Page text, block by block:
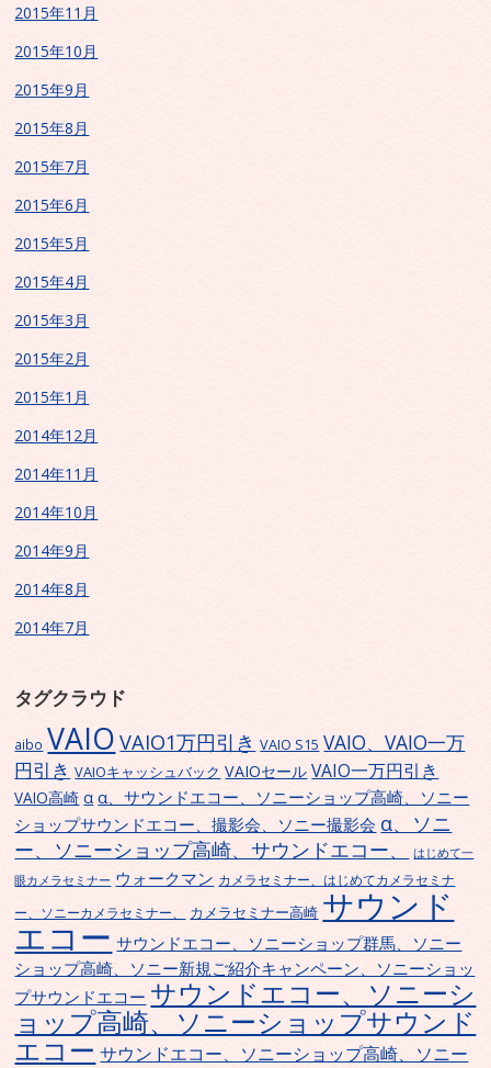
2015年11月
2015年10月
2015年9月
2015年8月
2015年7月
2015年6月
2015年5月
2015年4月
2015年3月
2015年2月
2015年1月
2014年12月
2014年11月
2014年10月
2014年9月
2014年8月
2014年7月
タグクラウド
aibo VAIO VAIO1万円引き VAIO S15 VAIO、VAIO一万
円引き VAIOキャッシュバック VAIOセール VAIO一万円引き
VAIO高崎 α α、サウンドエコー、ソニーショップ高崎、ソニー
ショップサウンドエコー、撮影会、ソニー撮影会 α、ソニ
ー、ソニーショップ高崎、サウンドエコー、
はじめて一
眼カメラセミナー ウォークマン カメラセミナー、はじめてカメラセミナ
ー、ソニーカメラセミナー、
カメラセミナー高崎 サウンド
エコー サウンドエコー、ソニーショップ群馬、ソニー
ショップ高崎、ソニー新規ご紹介キャンペーン、ソニーショッ
プサウンドエコー サウンドエコー、ソニーシ
ョップ高崎、ソニーショップサウンド
エコー サウンドエコー、ソニーショップ高崎、ソニー